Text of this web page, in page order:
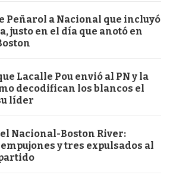
Peñarol a Nacional que incluyó
justo en el día que anotó en
Lacalle Pou envió al PN y la
decodifican los blancos el
líder
Nacional-Boston River:
y tres expulsados al